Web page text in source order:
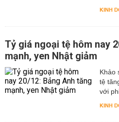
KINH
Tỷ giá ngoại tệ hôm nay
mạnh, yen Nhật giảm
Khảo
tệ
với
KINH